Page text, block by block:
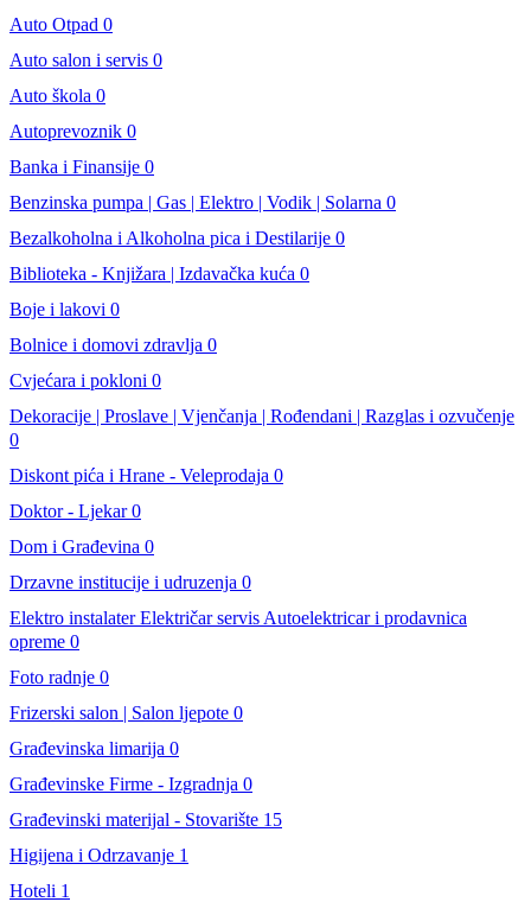
Auto Otpad 0
Auto salon i servis 0
Auto škola 0
Autoprevoznik 0
Banka i Finansije 0
Benzinska pumpa | Gas | Elektro | Vodik | Solarna 0
Bezalkoholna i Alkoholna pica i Destilarije 0
Biblioteka - Knjižara | Izdavačka kuća 0
Boje i lakovi 0
Bolnice i domovi zdravlja 0
Cvjećara i pokloni 0
Dekoracije | Proslave | Vjenčanja | Rođendani | Razglas i ozvučenje
0
Diskont pića i Hrane - Veleprodaja 0
Doktor - Ljekar0
Dom i Građevina 0
Drzavne institucije i udruzenja 0
Elektro instalater Električar servis Autoelektricar i prodavnica
opreme 0
Foto radnje 0
Frizerski salon | Salon ljepote 0
Građevinska limarija 0
Građevinske Firme - Izgradnja 0
Građevinski materijal - Stovarište 15
Higijena i Odrzavanje 1
Hoteli 1